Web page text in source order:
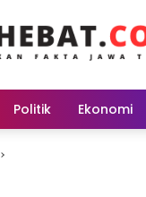
Politik Ekonomi